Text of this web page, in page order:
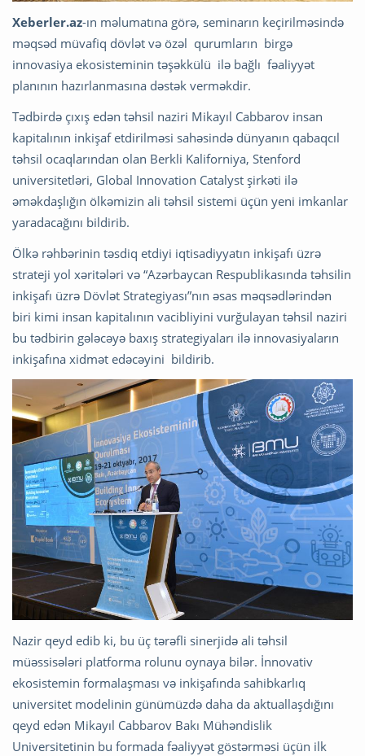
Xeberler.az-ın məlumatına görə, seminarın keçirilməsində
məqsəd müvafiq dövlət və özəl qurumların birgə
innovasiya ekosisteminin təşəkkülü ilə bağlı fəaliyyət
planının hazırlanmasına dəstək verməkdir.
Tədbirdə çıxış edən təhsil naziri Mikayıl Cabbarov insan
kapitalının inkişaf etdirilməsi sahəsində dünyanın qabaqcıl
təhsil ocaqlarından olan Berkli Kaliforniya, Stenford
universitetləri, Global Innovation Catalyst şirkəti ilə
əməkdaşlığın ölkəmizin ali təhsil sistemi üçün yeni imkanlar
yaradacağını bildirib.
Ölkə rəhbərinin təsdiq etdiyi iqtisadiyyatın inkişafı üzrə
strateji yol xəritələri və “Azərbaycan Respublikasında təhsilin
inkişafı üzrə Dövlət Strategiyası”nın əsas məqsədlərindən
biri kimi insan kapitalının vacibliyini vurğulayan təhsil naziri
bu tədbirin gələcəyə baxış strategiyaları ilə innovasiyaların
inkişafına xidmət edəcəyini bildirib.
Nazir qeyd edib ki, bu üç tərəfli sinerjidə ali təhsil
müəssisələri platforma rolunu oynaya bilər. İnnovativ
ekosistemin formalaşması və inkişafında sahibkarlıq
universitet modelinin günümüzdə daha da aktuallaşdığını
qeyd edən Mikayıl Cabbarov Bakı Mühəndislik
Universitetinin bu formada fəaliyyət göstərməsi üçün ilk